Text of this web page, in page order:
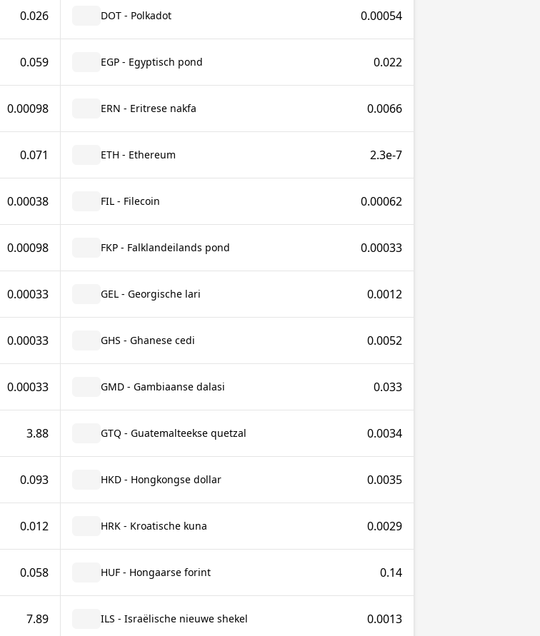
0.026 DOT - Polkadot 0.00054
0.059 EGP - Egyptisch pond 0.022
0.00098 ERN - Eritrese nakfa 0.0066
0.071 ETH - Ethereum 2.3e-7
0.00038 FIL - Filecoin 0.00062
0.00098 FKP - Falklandeilands pond 0.00033
0.00033 GEL - Georgische lari 0.0012
0.00033 GHS - Ghanese cedi 0.0052
0.00033 GMD - Gambiaanse dalasi 0.033
3.88 GTQ - Guatemalteekse quetzal 0.0034
0.093 HKD - Hongkongse dollar 0.0035
0.012 HRK - Kroatische kuna 0.0029
0.058 HUF - Hongaarse forint 0.14
7.89 ILS - Israëlische nieuwe shekel 0.0013